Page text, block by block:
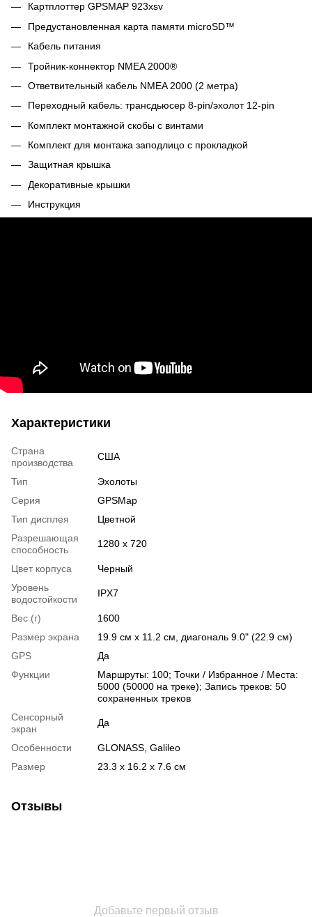
Картплоттер GPSMAP 923xsv
Предустановленная карта памяти microSD™
Кабель питания
Тройник-коннектор NMEA 2000®
Ответвительный кабель NMEA 2000 (2 метра)
Переходный кабель: трансдьюсер 8-pin/эхолот 12-pin
Комплект монтажной скобы с винтами
Комплект для монтажа заподлицо с прокладкой
Защитная крышка
Декоративные крышки
Инструкция
Характеристики
Страна
производства
США
Тип
Эхолоты
Серия
GPSMap
Тип дисплея
Цветной
Разрешающая
способность
1280 x 720
Цвет корпуса
Черный
Уровень
водостойкости
IPX7
Вес (г)
1600
Размер экрана
19.9 см x 11.2 см, диагональ 9.0" (22.9 см)
GPS
Да
Функции
Маршруты: 100; Точки / Избранное / Места:
5000 (50000 на треке); Запись треков: 50
сохраненных треков
Сенсорный
экран
Да
Особенности
GLONASS, Galileo
Размер
23.3 x 16.2 x 7.6 см
Отзывы
Добавьте первый отзыв